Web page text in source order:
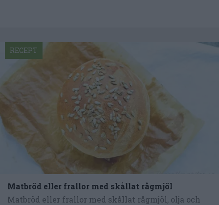
Matbröd eller frallor med skållat rågmjöl
Matbröd eller frallor med skållat rågmjöl, olja och
RECEPT